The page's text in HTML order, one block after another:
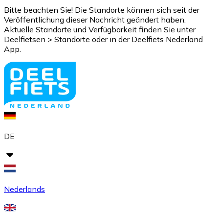
Bitte beachten Sie! Die Standorte können sich seit der
Veröffentlichung dieser Nachricht geändert haben.
Aktuelle Standorte und Verfügbarkeit finden Sie unter
Deelfietsen > Standorte oder in der Deelfiets Nederland
App.
DE
Nederlands